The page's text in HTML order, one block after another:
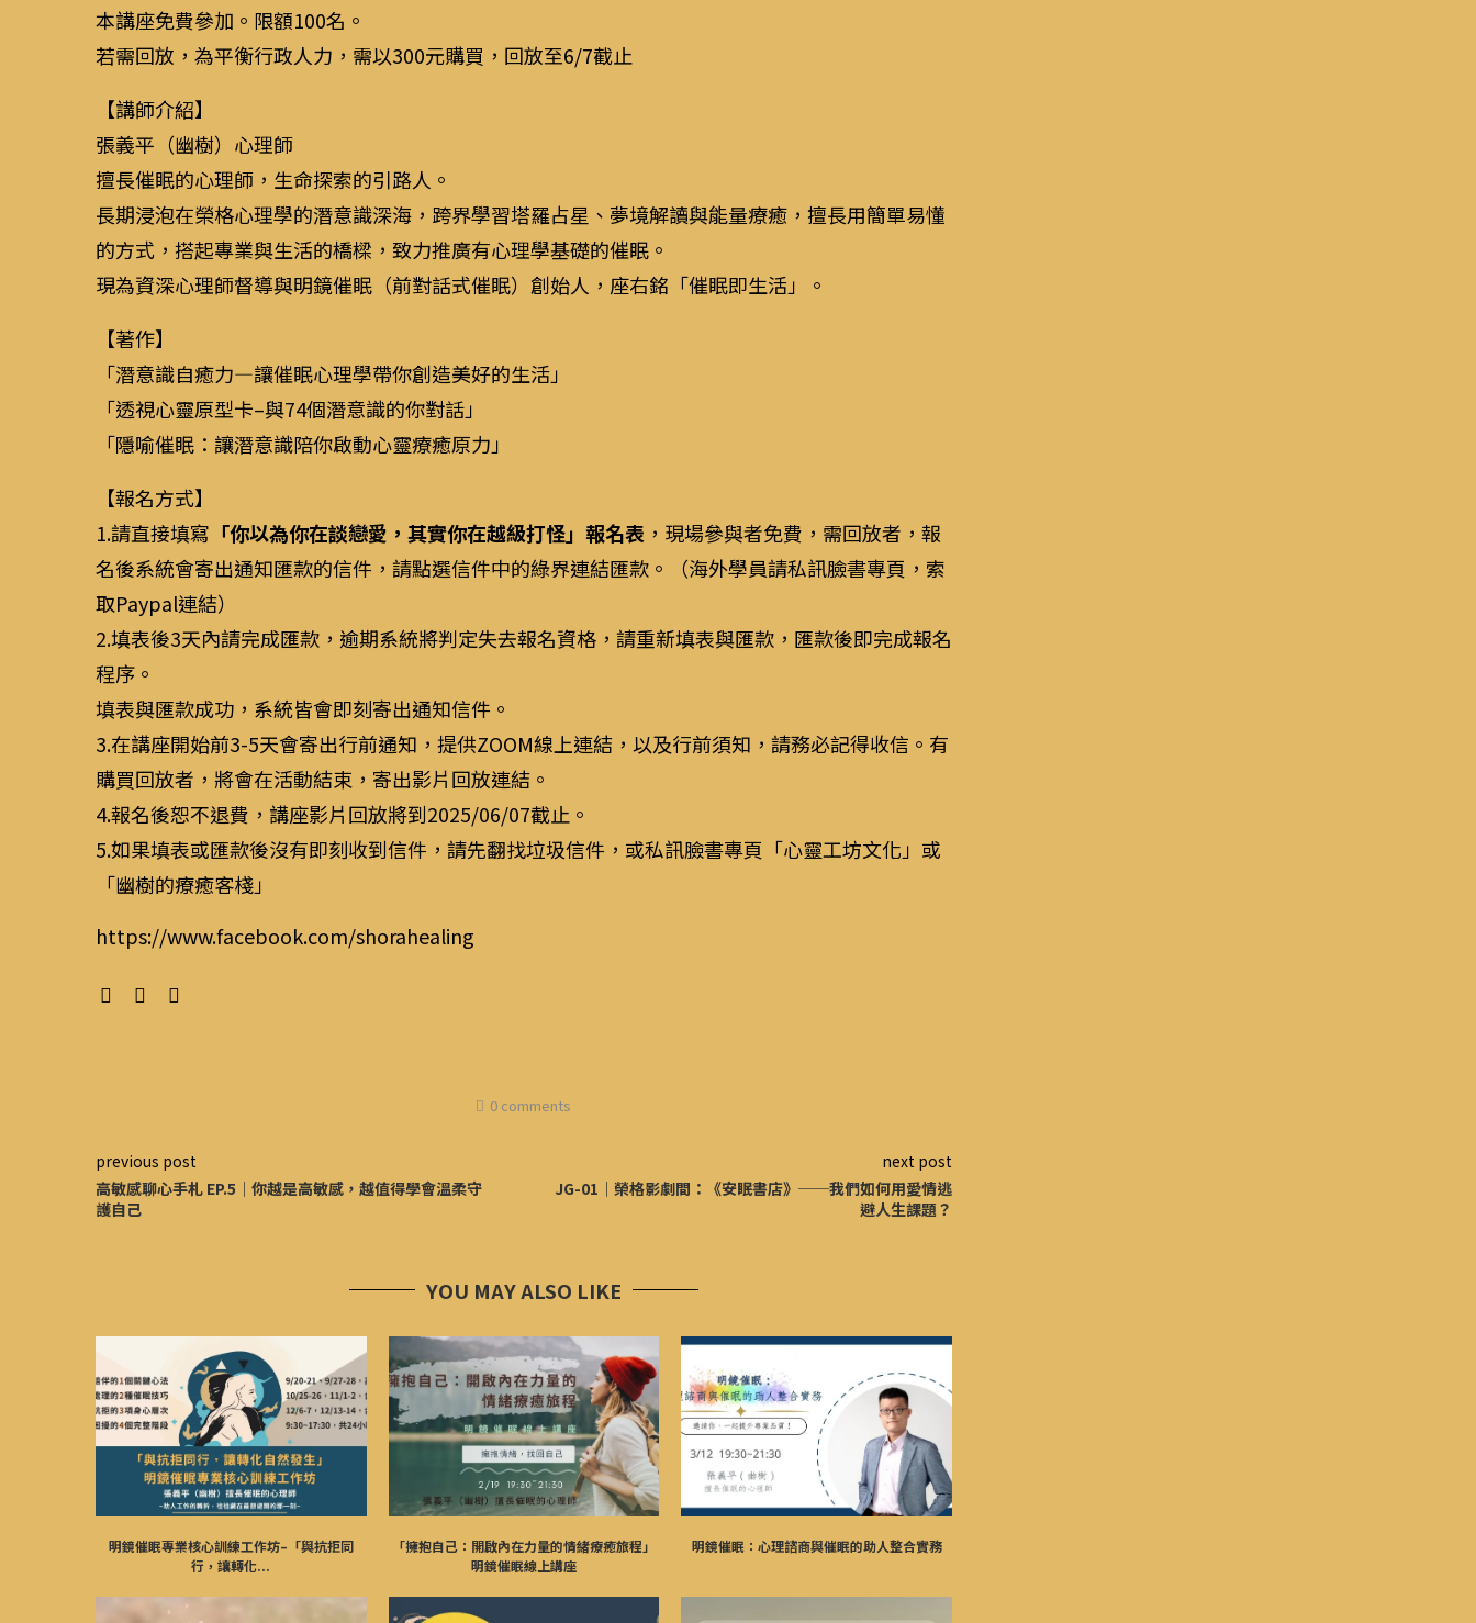
本講座免費參加。限額100名。
若需回放，為平衡行政人力，需以300元購買，回放至6/7截止
【講師介紹】
張義平（幽樹）心理師
擅長催眠的心理師，生命探索的引路人。
長期浸泡在榮格心理學的潛意識深海，跨界學習塔羅占星、夢境解讀與能量療癒，擅長用簡單易懂
的方式，搭起專業與生活的橋樑，致力推廣有心理學基礎的催眠。
現為資深心理師督導與明鏡催眠（前對話式催眠）創始人，座右銘「催眠即生活」。
【著作】
「潛意識自癒力—讓催眠心理學帶你創造美好的生活」
「透視心靈原型卡–與74個潛意識的你對話」
「隱喻催眠：讓潛意識陪你啟動心靈療癒原力」
【報名方式】
1.請直接填寫 「你以為你在談戀愛，其實你在越級打怪」報名表 ，現場參與者免費，需回放者，報
名後系統會寄出通知匯款的信件，請點選信件中的綠界連結匯款。（海外學員請私訊臉書專頁，索
取Paypal連結）
2.填表後3天內請完成匯款，逾期系統將判定失去報名資格，請重新填表與匯款，匯款後即完成報名
程序。
填表與匯款成功，系統皆會即刻寄出通知信件。
3.在講座開始前3-5天會寄出行前通知，提供ZOOM線上連結，以及行前須知，請務必記得收信。有
購買回放者，將會在活動結束，寄出影片回放連結。
4.報名後恕不退費，講座影片回放將到2025/06/07截止。
5.如果填表或匯款後沒有即刻收到信件，請先翻找垃圾信件，或私訊臉書專頁「心靈工坊文化」或
「幽樹的療癒客棧」
https://www.facebook.com/shorahealing
0 comments
previous post
高敏感聊心手札 EP.5｜你越是高敏感，越值得學會溫柔守
護自己
next post
JG-01｜榮格影劇間：《安眠書店》──我們如何用愛情逃
避人生課題？
YOU MAY ALSO LIKE
明鏡催眠專業核心訓練工作坊–「與抗拒同
行，讓轉化...
「擁抱自己：開啟內在力量的情緒療癒旅程」
明鏡催眠線上講座
明鏡催眠：心理諮商與催眠的助人整合實務